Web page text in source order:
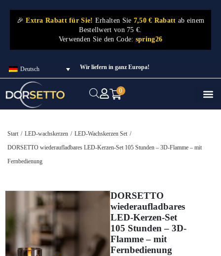
🎉Extra Rabatt für Sie! Erhalten Sie 7,50 € Rabatt ab einem
Bestellwert von 75 €.
Verwenden Sie den Code: spring26
Deutsch Wir liefern in ganz Europa!
0
Start / LED-wachskerzen / LED-Wachskerzen Set /
DORSETTO wiederaufladbares LED-Kerzen-Set 105 Stunden – 3D-Flamme – mit
Fernbedienung
DORSETTO
wiederaufladbares
LED-Kerzen-Set
105 Stunden – 3D-
Flamme – mit
Fernbedienung